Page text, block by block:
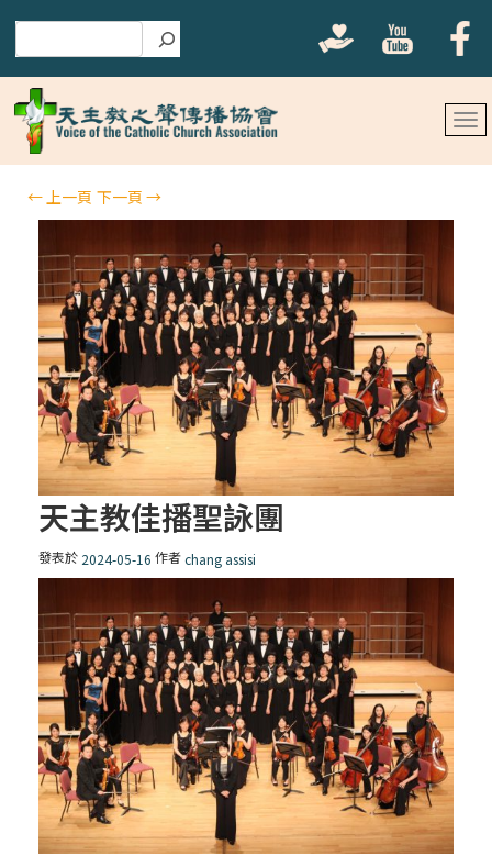
←上一頁 下一頁→
天主教佳播聖詠團
發表於 2024-05-16 作者chang assisi